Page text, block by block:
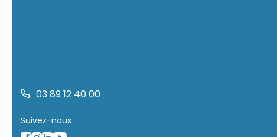
03 89 12 40 00
Suivez-nous